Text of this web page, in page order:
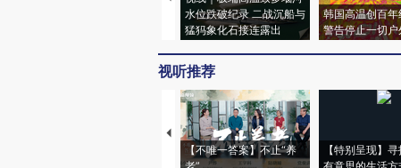
水位跌破纪录 二战沉船与
猛犸象化石接连露出
韩国高温创百年
警告停止一切户
视听推荐
【不唯一答案】不止“养
【特别呈现】